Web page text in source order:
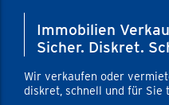
Immobilien
Sicher. Diskret.
Wir verkaufen oder
diskret, schnell und für Sie